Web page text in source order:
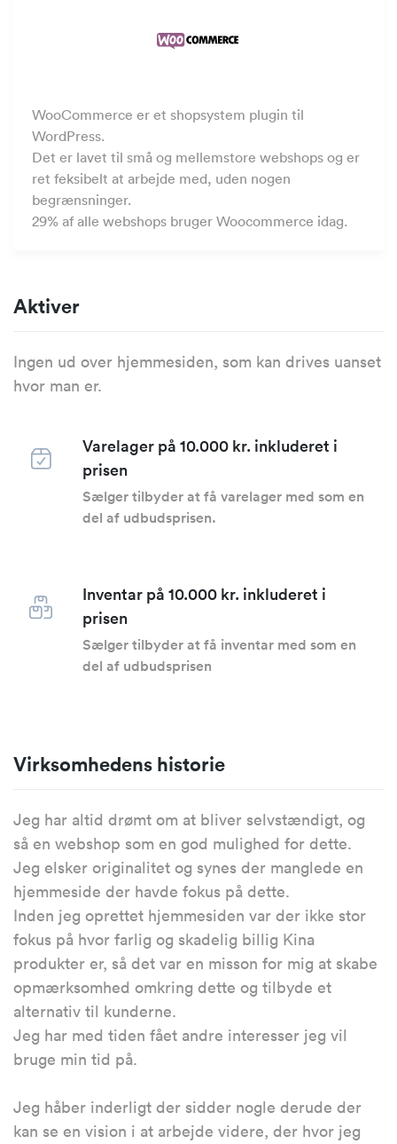
WooCommerce er et shopsystem plugin til
WordPress.
Det er lavet til små og mellemstore webshops og er
ret feksibelt at arbejde med, uden nogen
begrænsninger.
29% af alle webshops bruger Woocommerce idag.
Aktiver
Ingen ud over hjemmesiden, som kan drives uanset
hvor man er.
Varelager på 10.000 kr. inkluderet i
prisen
Sælger tilbyder at få varelager med som en
del af udbudsprisen.
Inventar på 10.000 kr. inkluderet i
prisen
Sælger tilbyder at få inventar med som en
del af udbudsprisen
Virksomhedens historie
Jeg har altid drømt om at bliver selvstændigt, og
så en webshop som en god mulighed for dette.
Jeg elsker originalitet og synes der manglede en
hjemmeside der havde fokus på dette.
Inden jeg oprettet hjemmesiden var der ikke stor
fokus på hvor farlig og skadelig billig Kina
produkter er, så det var en misson for mig at skabe
opmærksomhed omkring dette og tilbyde et
alternativ til kunderne.
Jeg har med tiden fået andre interesser jeg vil
bruge min tid på.
Jeg håber inderligt der sidder nogle derude der
kan se en vision i at arbejde videre, der hvor jeg